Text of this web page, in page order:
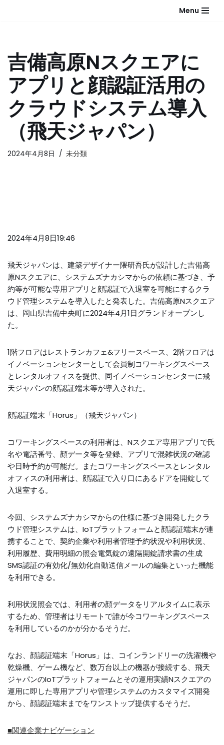
ン
ツ
へ
キ
Menu
吉備高原Nスクエアに
アプリと顔認証活用の
クラウドシステム導入
（飛天ジャパン）
2024年4月8日 未分類
2024年4月8日19:46
飛天ジャパンは、建築デザイナー隈研吾氏が設計した吉備高
原Nスクエアに、システムズナカシマからの依頼に基づき、予
約等が可能な専用アプリと顔認証で入退室を可能にするクラ
ウド管理システムを導入したと発表した。吉備高原Nスクエア
は、岡山県吉備中央町に2024年4月1日グランドオープンし
た。
1階フロアはレストランカフェ&フリースペース、2階フロアは
イノベーションセンターとして会員制コワーキングスペース
とレンタルオフィスを提供、同イノベーションセンターに飛
天ジャパンの顔認証端末等が導入された。
顔認証端末「Horus」（飛天ジャパン）
コワーキングスペースの利用者は、Nスクエア専用アプリで氏
名や電話番号、顔データ等を登録、アプリで混雑状況の確認
や日時予約が可能だ。またコワーキングスペースとレンタル
オフィスの利用者は、顔認証で入り口にあるドアを開錠して
入退室する。
今回、システムズナカシマからの仕様に基づき開発したクラ
ウド管理システムは、IoTプラットフォームと顔認証端末が連
携することで、契約企業や利用者管理予約状況や利用状況、
利用履歴、費用明細の照会電気錠の遠隔開錠請求書の生成
SMS認証の有効化/無効化自動送信メールの編集といった機能
を利用できる。
利用状況照会では、利用者の顔データをリアルタイムに表示
するため、管理者はリモートで誰が今コワーキングスペース
を利用しているのかが分かるそうだ。
なお、顔認証端末「Horus」は、コインランドリーの洗濯機や
乾燥機、ゲーム機など、数万台以上の機器が接続する、飛天
ジャパンのIoTプラットフォームとその運用実績Nスクエアの
運用に即した専用アプリや管理システムのカスタマイズ開発
から、顔認証端末までをワンストップ提供するそうだ。
■関連企業ナビゲーション